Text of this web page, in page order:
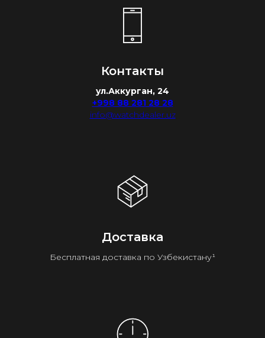
Контакты
ул.Аккурган, 24
+998 88 281 28 28
info@watchdealer.uz
Доставка
Бесплатная доставка по Узбекистану¹